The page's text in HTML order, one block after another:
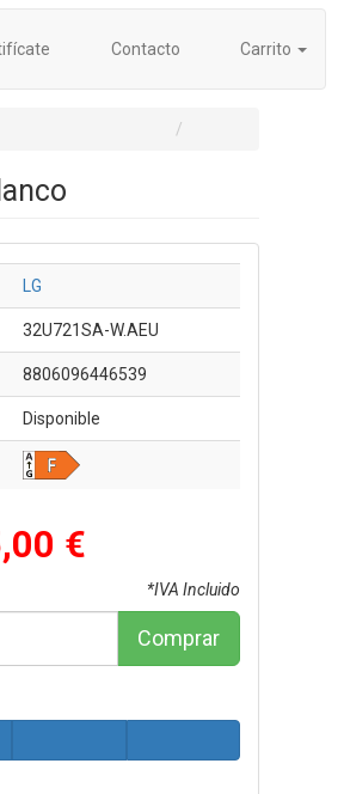
Contacto Carrito
LG
32U721SA-W.AEU
8806096446539
Disponible
€
*IVA Incluido
Comprar